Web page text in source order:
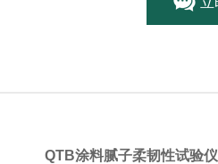
QTB涂料腻子柔韧性试验